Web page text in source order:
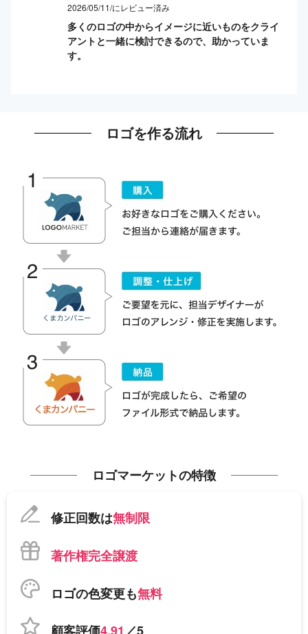
2026/05/11/にレビュー済み
多くのロゴの中からイメージに近いものをクライ
アントと一緒に検討できるので、助かっていま
す。
ロゴを作る流れ
ロゴマーケットの特徴
修正回数は無制限
著作権完全譲渡
ロゴの色変更も無料
顧客評価4.91 ／5